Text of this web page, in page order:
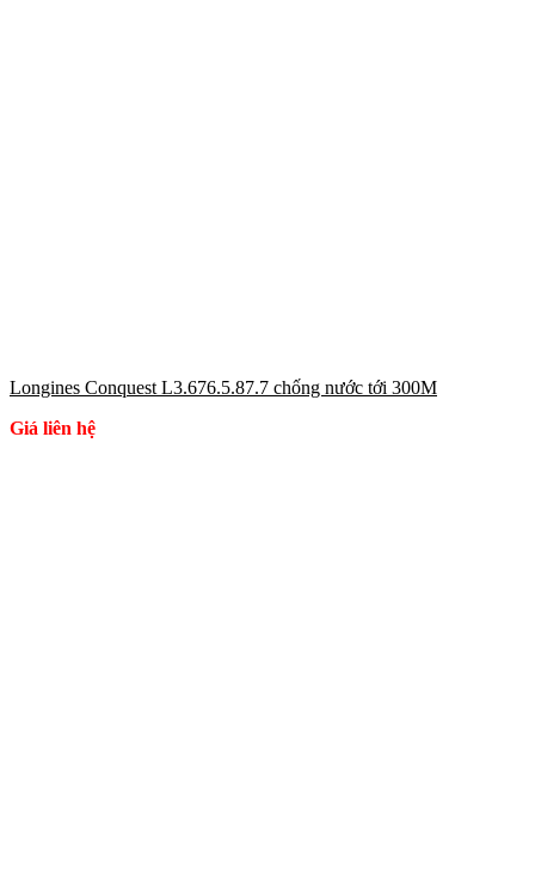
Longines Conquest L3.676.5.87.7 chống nước tới 300M
Giá liên hệ